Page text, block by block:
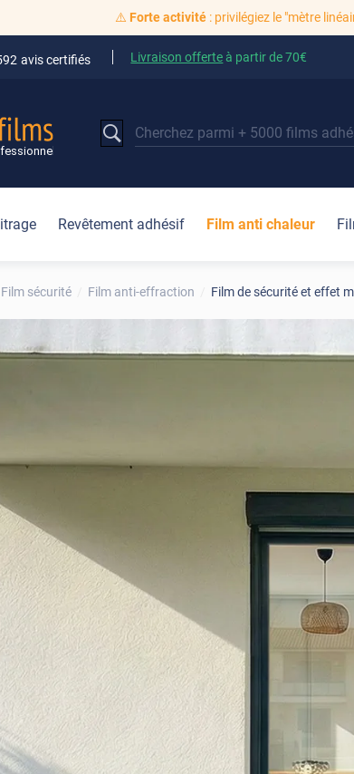
⚠️ Forte activité: privilégiez le "mètre
avis certifiés Livraison offerteà partir de70€
Revêtement adhésif Film anti chaleur
Film sécurité Film anti-effraction Film de sécurité et effet